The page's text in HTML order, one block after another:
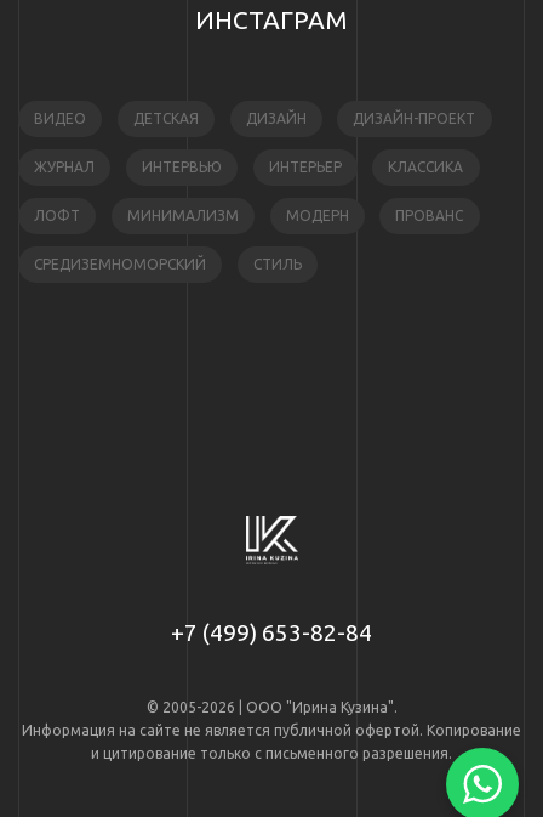
ИНСТАГРАМ
ВИДЕО ДЕТСКАЯ ДИЗАЙН ДИЗАЙН-ПРОЕКТ
ЖУРНАЛ ИНТЕРВЬЮ ИНТЕРЬЕР КЛАССИКА
ЛОФТ МИНИМАЛИЗМ МОДЕРН ПРОВАНС
СРЕДИЗЕМНОМОРСКИЙ СТИЛЬ
+7 (499) 653-82-84
© 2005-2026 | ООО "Ирина Кузина".
Информация на сайте не является публичной офертой. Копирование
и цитирование только с письменного разрешения.